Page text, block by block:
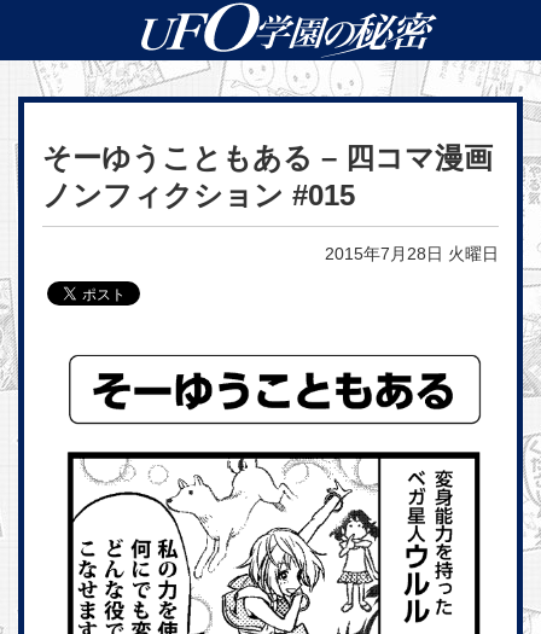
そーゆうこともある – 四コマ漫画
ノンフィクション #015
2015年7月28日 火曜日